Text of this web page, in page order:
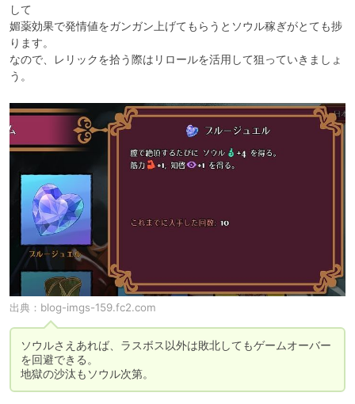
して
媚薬効果で発情値をガンガン上げてもらうとソウル稼ぎがとても捗
ります。
なので、レリックを拾う際はリロールを活用して狙っていきましょ
う。
出典： blog-imgs-159.fc2.com
ソウルさえあれば、ラスボス以外は敗北してもゲームオーバー
を回避できる。
地獄の沙汰もソウル次第。